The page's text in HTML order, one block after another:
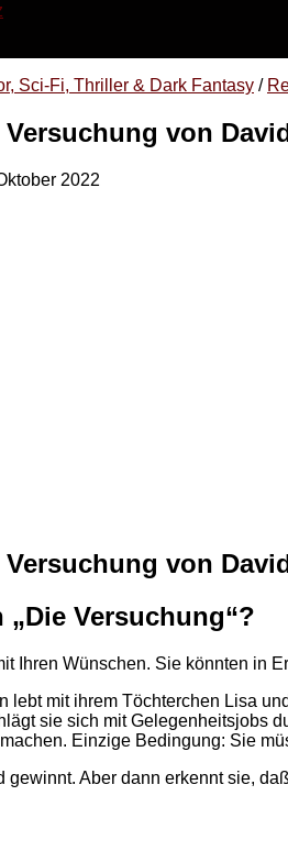
Sci-Fi, Thriller & Dark Fantasy /
von
2022
von
Versuchung“?
Ihren Wünschen. Sie könnten in
lebt mit ihrem Töchterchen Lisa
sie sich mit Gelegenheitsjobs
Einzige Bedingung: Sie
gewinnt. Aber dann erkennt sie,